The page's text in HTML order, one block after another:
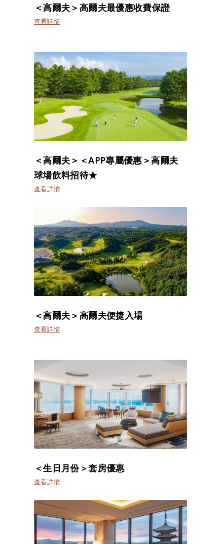
＜高爾夫＞高爾夫最優惠收費保證
查看詳情
＜高爾夫＞＜APP專屬優惠＞高爾夫
球場飲料招待★
查看詳情
＜高爾夫＞高爾夫便捷入場
查看詳情
＜生日月份＞套房優惠
查看詳情